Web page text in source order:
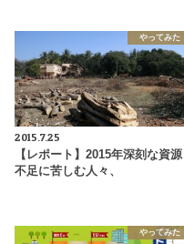
やってみた
2015.7.25
【レポート】2015年深刻な資源
不足に苦しむ人々、
やってみた